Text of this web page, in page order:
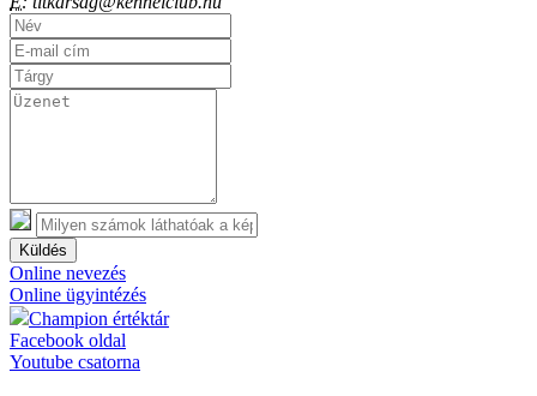
Küldés
Online nevezés
Online ügyintézés
Champion értéktár
Facebook oldal
Youtube csatorna